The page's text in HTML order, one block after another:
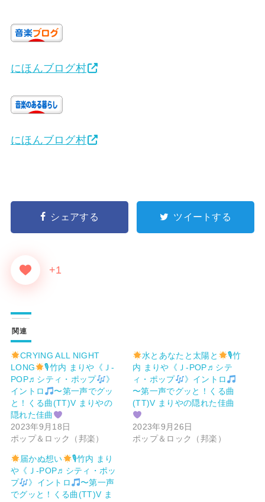
にほんブログ村
にほんブログ村
シェアする ツイートする
+1
関連
CRYING ALL NIGHT
LONG
🎙竹内 まりや《Ｊ-
POP♬シティ・ポップ
》
イントロ
〜第一声でグッ
と！くる曲(TT)V まりやの
隠れた佳曲
2023年9月18日
ポップ＆ロック（邦楽）
水とあなたと太陽と
🎙竹
内 まりや《Ｊ-POP♬シテ
ィ・ポップ
》イントロ
〜第一声でグッと！くる曲
(TT)V まりやの隠れた佳曲
2023年9月26日
ポップ＆ロック（邦楽）
届かぬ想い
🎙竹内 まり
や《Ｊ-POP♬シティ・ポッ
プ
》イントロ
〜第一声
でグッと！くる曲(TT)V ま